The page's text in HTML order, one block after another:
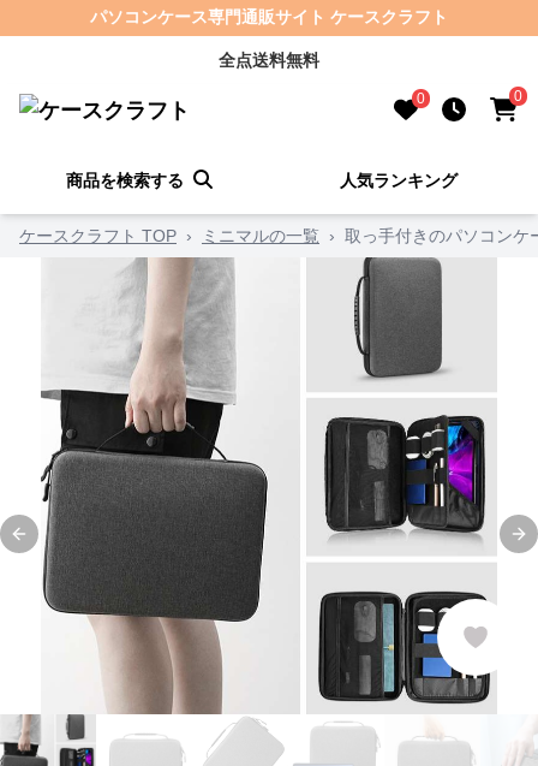
パソコンケース専門通販サイト ケースクラフト
全点送料無料
0 0
商品を検索する 人気ランキング
ケースクラフト TOP › ミニマルの一覧 › 取っ手付きのパソコン
Previous slide